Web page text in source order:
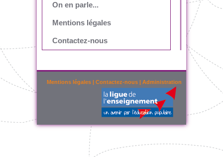
On en parle...
Mentions légales
Contactez-nous
Mentions légales | Contactez-nous | Administration